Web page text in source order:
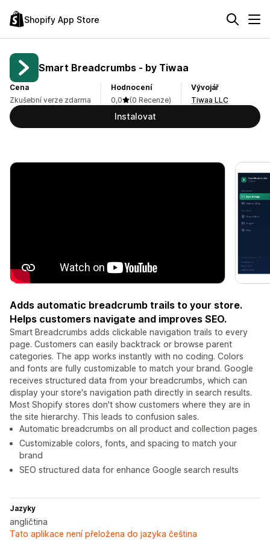
Shopify App Store
Smart Breadcrumbs ‑ by Tiwaa
Cena
Zkušební verze zdarma
Hodnocení
0,0
(0 Recenze)
Vývojář
Tiwaa LLC
Instalovat
Adds automatic breadcrumb trails to your store.
Helps customers navigate and improves SEO.
Smart Breadcrumbs adds clickable navigation trails to every
page. Customers can easily backtrack or browse parent
categories. The app works instantly with no coding. Colors
and fonts are fully customizable to match your brand. Google
receives structured data from your breadcrumbs, which can
display your store's navigation path directly in search results.
Most Shopify stores don't show customers where they are in
the site hierarchy. This leads to confusion sales.
Automatic breadcrumbs on all product and collection pages
Customizable colors, fonts, and spacing to match your
brand
SEO structured data for enhance Google search results
Jazyky
angličtina
Tato aplikace není přeložena do jazyka čeština